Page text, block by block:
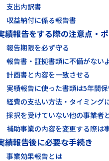
支出内訳書
収益納付に係る報告書
績報告をする際の注意点・
報告期限を必ず守る
報告書・証拠書類に不備がない
計画書と内容を一致させる
実績報告に使った書類は5年間
経費の支払い方法・タイミング
採択を受けていない他の事業者
補助事業の内容を変更する際は
績報告後に必要な手続き
事業効果報告とは